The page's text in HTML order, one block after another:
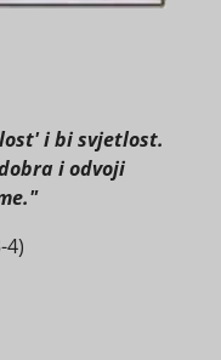
i bi svjetlost.
i odvoji
4)